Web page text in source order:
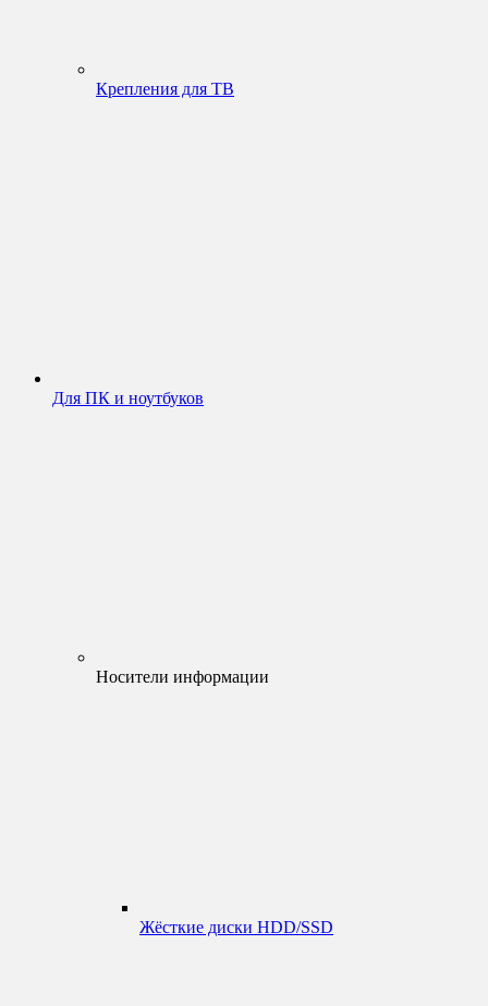
Крепления для ТВ
Для ПК и ноутбуков
Носители информации
Жёсткие диски HDD/SSD